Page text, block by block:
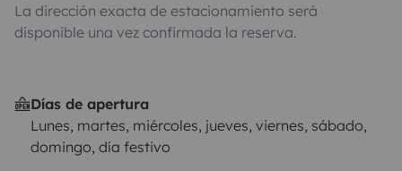
La dirección exacta de estacionamiento será
disponible una vez confirmada la reserva.
Días de apertura
Lunes, martes, miércoles, jueves, viernes, sábado,
domingo, día festivo